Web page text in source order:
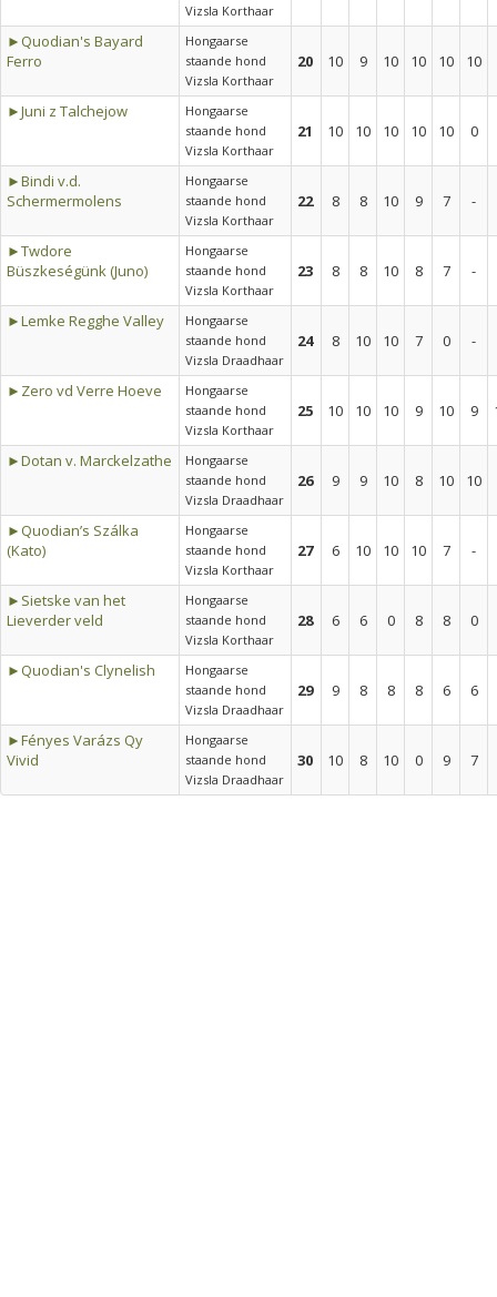
Vizsla Korthaar
►Quodian's Bayard
Ferro
Hongaarse
staande hond
Vizsla Korthaar
20 10 9 10 10 10 10
►Juni z Talchejow
Hongaarse
staande hond
Vizsla Korthaar
21 10 10 10 10 10 0
►Bindi v.d.
Schermermolens
Hongaarse
staande hond
Vizsla Korthaar
22 8 8 10 9 7 -
►Twdore
Büszkeségünk (Juno)
Hongaarse
staande hond
Vizsla Korthaar
23 8 8 10 8 7 -
►Lemke Regghe Valley
Hongaarse
staande hond
Vizsla Draadhaar
24 8 10 10 7 0 -
►Zero vd Verre Hoeve
Hongaarse
staande hond
Vizsla Korthaar
25 10 10 10 9 10 9
►Dotan v. Marckelzathe
Hongaarse
staande hond
Vizsla Draadhaar
26 9 9 10 8 10 10
►Quodian’s Szálka
(Kato)
Hongaarse
staande hond
Vizsla Korthaar
27 6 10 10 10 7 -
►Sietske van het
Lieverder veld
Hongaarse
staande hond
Vizsla Korthaar
28 6 6 0 8 8 0
►Quodian's Clynelish
Hongaarse
staande hond
Vizsla Draadhaar
29 9 8 8 8 6 6
►Fényes Varázs Qy
Vivid
Hongaarse
staande hond
Vizsla Draadhaar
30 10 8 10 0 9 7